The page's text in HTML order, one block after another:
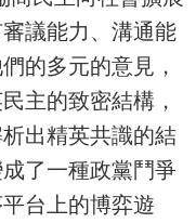
議能力、溝通能
的多元的意見，
主的致密結構，
出精英共識的結
了一種政黨鬥爭
台上的博弈遊